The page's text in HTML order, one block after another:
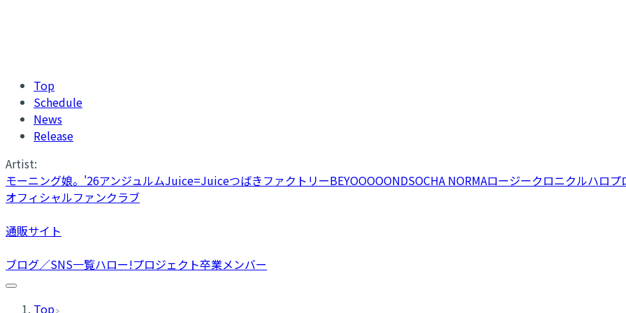
Top
Schedule
News
Release
Artist:
モーニング娘。'26アンジュルムJuice=JuiceつばきファクトリーBEYOOOOONDSOCHA NORMAロージークロニクルハロプ
オフィシャルファンクラブ
通販サイト
ブログ／SNS一覧ハロー!プロジェクト卒業メンバー
Top